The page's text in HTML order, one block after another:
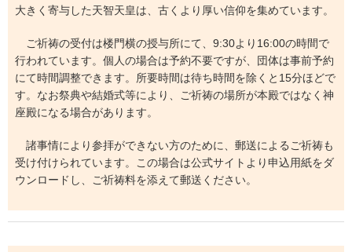
大きく寄与した天智天皇は、古くより厚い信仰を集めています。
ご祈祷の受付は楼門横の授与所にて、9:30より16:00の時間で
行われています。個人の場合は予約不要ですが、団体は事前予約
にて時間調整できます。所要時間は待ち時間を除くと15分ほどで
す。なお祭典や結婚式等により、ご祈祷の場所が本殿ではなく神
座殿になる場合があります。
諸事情により参拝ができない方のために、郵送によるご祈祷も
受け付けられています。この場合は公式サイトより申込用紙をダ
ウンロードし、ご祈祷料を添えて郵送ください。